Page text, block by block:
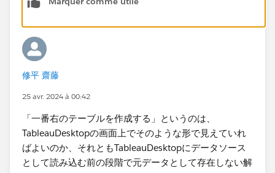
ブルに新しいデータが追加されたときは古いデータに有
工にしたいと思います。
修平 齋藤
25 avr. 2024 à 00:42
「一番右のテーブルを作成する」というのは、
TableauDesktopの画面上でそのような形で見えていれ
ばよいのか、それともTableauDesktopにデータソース
として読み込む前の段階で元データとして存在しない解